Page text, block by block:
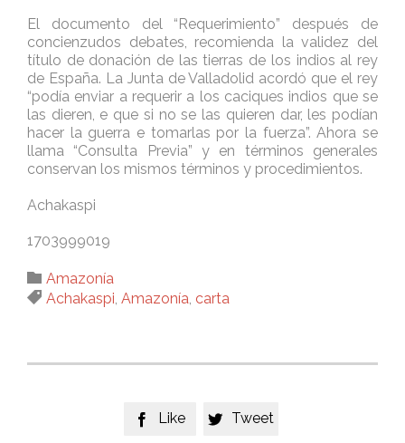
El documento del “Requerimiento” después de
concienzudos debates, recomienda la validez del
título de donación de las tierras de los indios al rey
de España. La Junta de Valladolid acordó que el rey
“podía enviar a requerir a los caciques indios que se
las dieren, e que si no se las quieren dar, les podían
hacer la guerra e tomarlas por la fuerza”. Ahora se
llama “Consulta Previa” y en términos generales
conservan los mismos términos y procedimientos.
Achakaspi
1703999019
 Category
Amazonía
 Tags
Achakaspi Amazonía carta
 Like  Tweet